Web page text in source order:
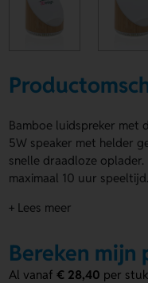
Bamboe luidspreker met
5W speaker met helder
snelle draadloze
maximaal 10 uur
9V/2A). Werkafstand
bedrukken met jouw
vrije micro USB-kabel.
+ Lees meer
Bereken mijn
Al vanaf€ 28,40 per